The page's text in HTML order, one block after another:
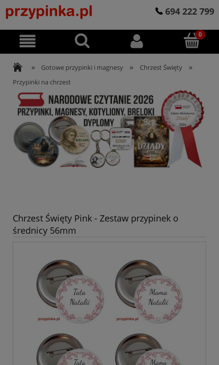
694 222 799
» Gotowe przypinki i magnesy » Chrzest Święty »
Przypinki na chrzest
Chrzest Święty Pink - Zestaw przypinek o
średnicy 56mm